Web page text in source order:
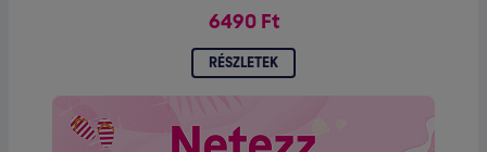
6490 Ft
RÉSZLETEK